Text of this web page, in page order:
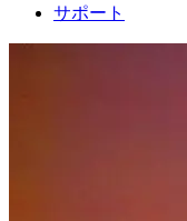
サポート